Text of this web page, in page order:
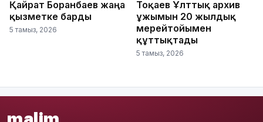
Қайрат Боранбаев жаңа
қызметке барды
5 тамыз, 2026
Тоқаев Ұлттық архив
ұжымын 20 жылдық
мерейтойымен
құттықтады
5 тамыз, 2026